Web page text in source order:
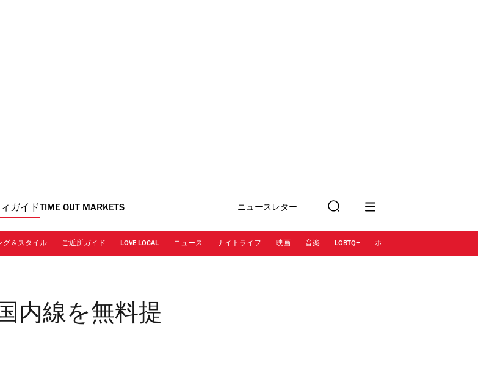
ガイド TIME OUT MARKETS ニュースレター
に登録
索
グ＆スタイル ご近所ガイド LOVE LOCAL ニュース ナイトライフ 映画 音楽 LGBTQ+ ホテル
内線を無料提